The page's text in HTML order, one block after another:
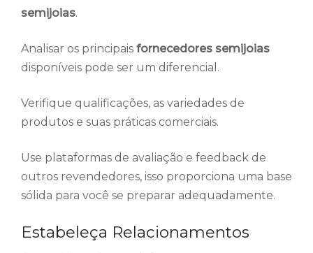
semijoias.
Analisar os principais fornecedores semijoias
disponíveis pode ser um diferencial.
Verifique qualificações, as variedades de
produtos e suas práticas comerciais.
Use plataformas de avaliação e feedback de
outros revendedores, isso proporciona uma base
sólida para você se preparar adequadamente.
Estabeleça Relacionamentos